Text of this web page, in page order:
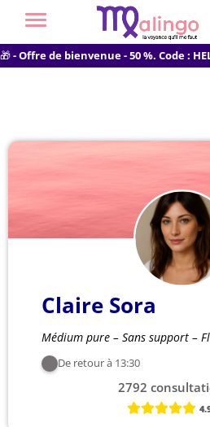
🎁- Offre de bienvenue - 50 %. Code :
Claire Sora
Médium pure – Sans support –
De retour à 13:30
2792